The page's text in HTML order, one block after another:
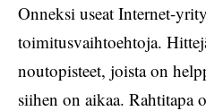
Onneksi useat Internet-
toimitusvaihtoehtoja.
noutopisteet, joista on
siihen on aikaa. Rahtitapa